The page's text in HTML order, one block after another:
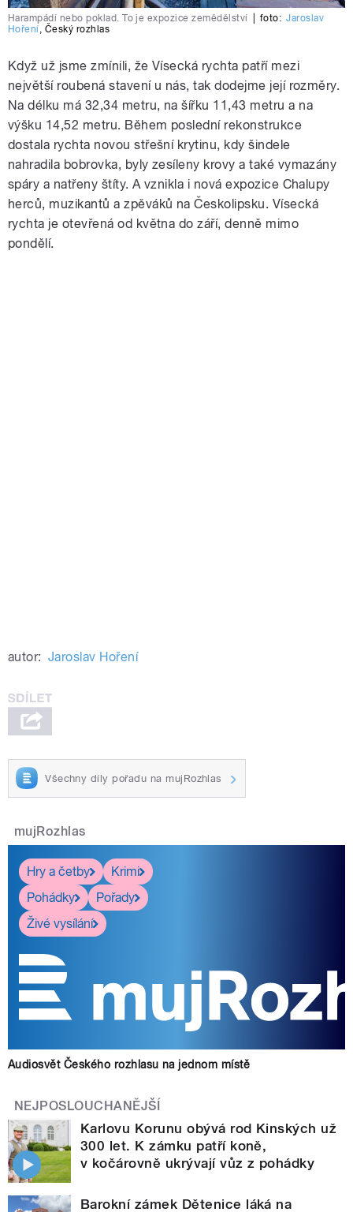
Harampádí nebo poklad. To je expozice zemědělství foto: Jaroslav
Hoření Český rozhlas
Když už jsme zmínili, že Vísecká rychta patří mezi
největší roubená stavení u nás, tak dodejme její rozměry.
Na délku má 32,34 metru, na šířku 11,43 metru a na
výšku 14,52 metru. Během poslední rekonstrukce
dostala rychta novou střešní krytinu, kdy šindele
nahradila bobrovka, byly zesíleny krovy a také vymazány
spáry a natřeny štíty. A vznikla i nová expozice Chalupy
herců, muzikantů a zpěváků na Českolipsku. Vísecká
rychta je otevřená od května do září, denně mimo
pondělí.
autor: Jaroslav Hoření
Všechny díly pořadu na mujRozhlas
mujRozhlas
Hry a četby
Krimi
Pohádky
Pořady
Živé vysílání
Audiosvět Českého rozhlasu na jednom místě
NEJPOSLOUCHANĚJŠÍ
Karlovu Korunu obývá rod Kinských už
300 let. K zámku patří koně,
v kočárovně ukrývají vůz z pohádky
Barokní zámek Dětenice láká na